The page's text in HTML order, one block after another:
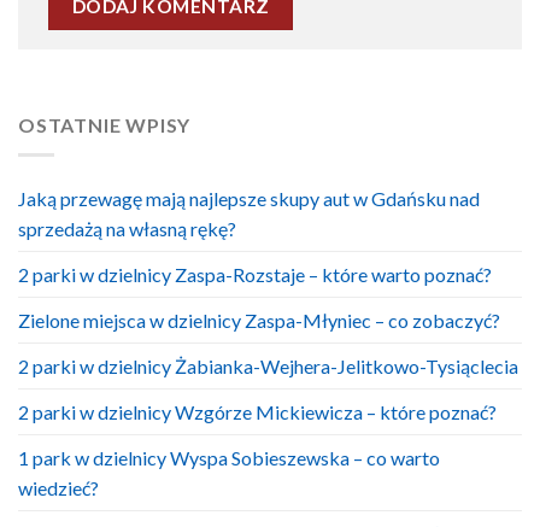
OSTATNIE WPISY
Jaką przewagę mają najlepsze skupy aut w Gdańsku nad
sprzedażą na własną rękę?
2 parki w dzielnicy Zaspa-Rozstaje – które warto poznać?
Zielone miejsca w dzielnicy Zaspa-Młyniec – co zobaczyć?
2 parki w dzielnicy Żabianka-Wejhera-Jelitkowo-Tysiąclecia
2 parki w dzielnicy Wzgórze Mickiewicza – które poznać?
1 park w dzielnicy Wyspa Sobieszewska – co warto
wiedzieć?